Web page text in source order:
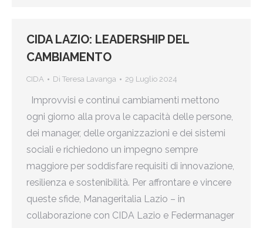
CIDA LAZIO: LEADERSHIP DEL
CAMBIAMENTO
CIDA Di Teresa Lavanga 29 Luglio 2024
Improvvisi e continui cambiamenti mettono
ogni giorno alla prova le capacità delle persone,
dei manager, delle organizzazioni e dei sistemi
sociali e richiedono un impegno sempre
maggiore per soddisfare requisiti di innovazione,
resilienza e sostenibilità. Per affrontare e vincere
queste sfide, Manageritalia Lazio – in
collaborazione con CIDA Lazio e Federmanager